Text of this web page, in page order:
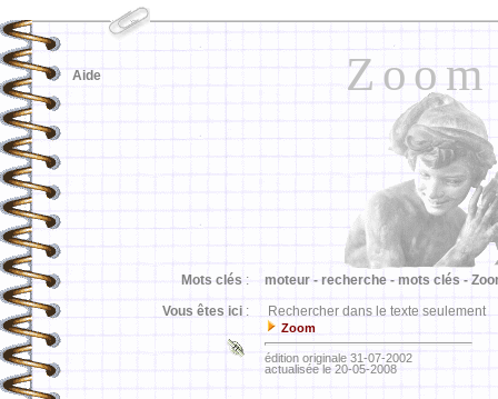
Zoom
Aide
Mots clés : moteur - recherche - mots clés -
Vous êtes ici : Rechercher dans le texte seulement
Zoom
édition originale 31-07-2002
actualisée le 20-05-2008